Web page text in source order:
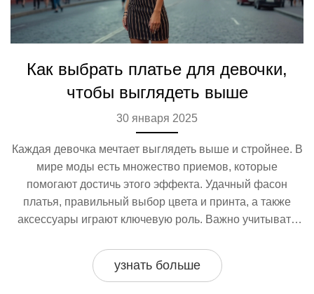
Как выбрать платье для девочки,
чтобы выглядеть выше
30 января 2025
Каждая девочка мечтает выглядеть выше и стройнее. В
мире моды есть множество приемов, которые
помогают достичь этого эффекта. Удачный фасон
платья, правильный выбор цвета и принта, а также
аксессуары играют ключевую роль. Важно учитывать
чтобы подчеркнуть индивидуальность и создать
стильный образ.
узнать больше